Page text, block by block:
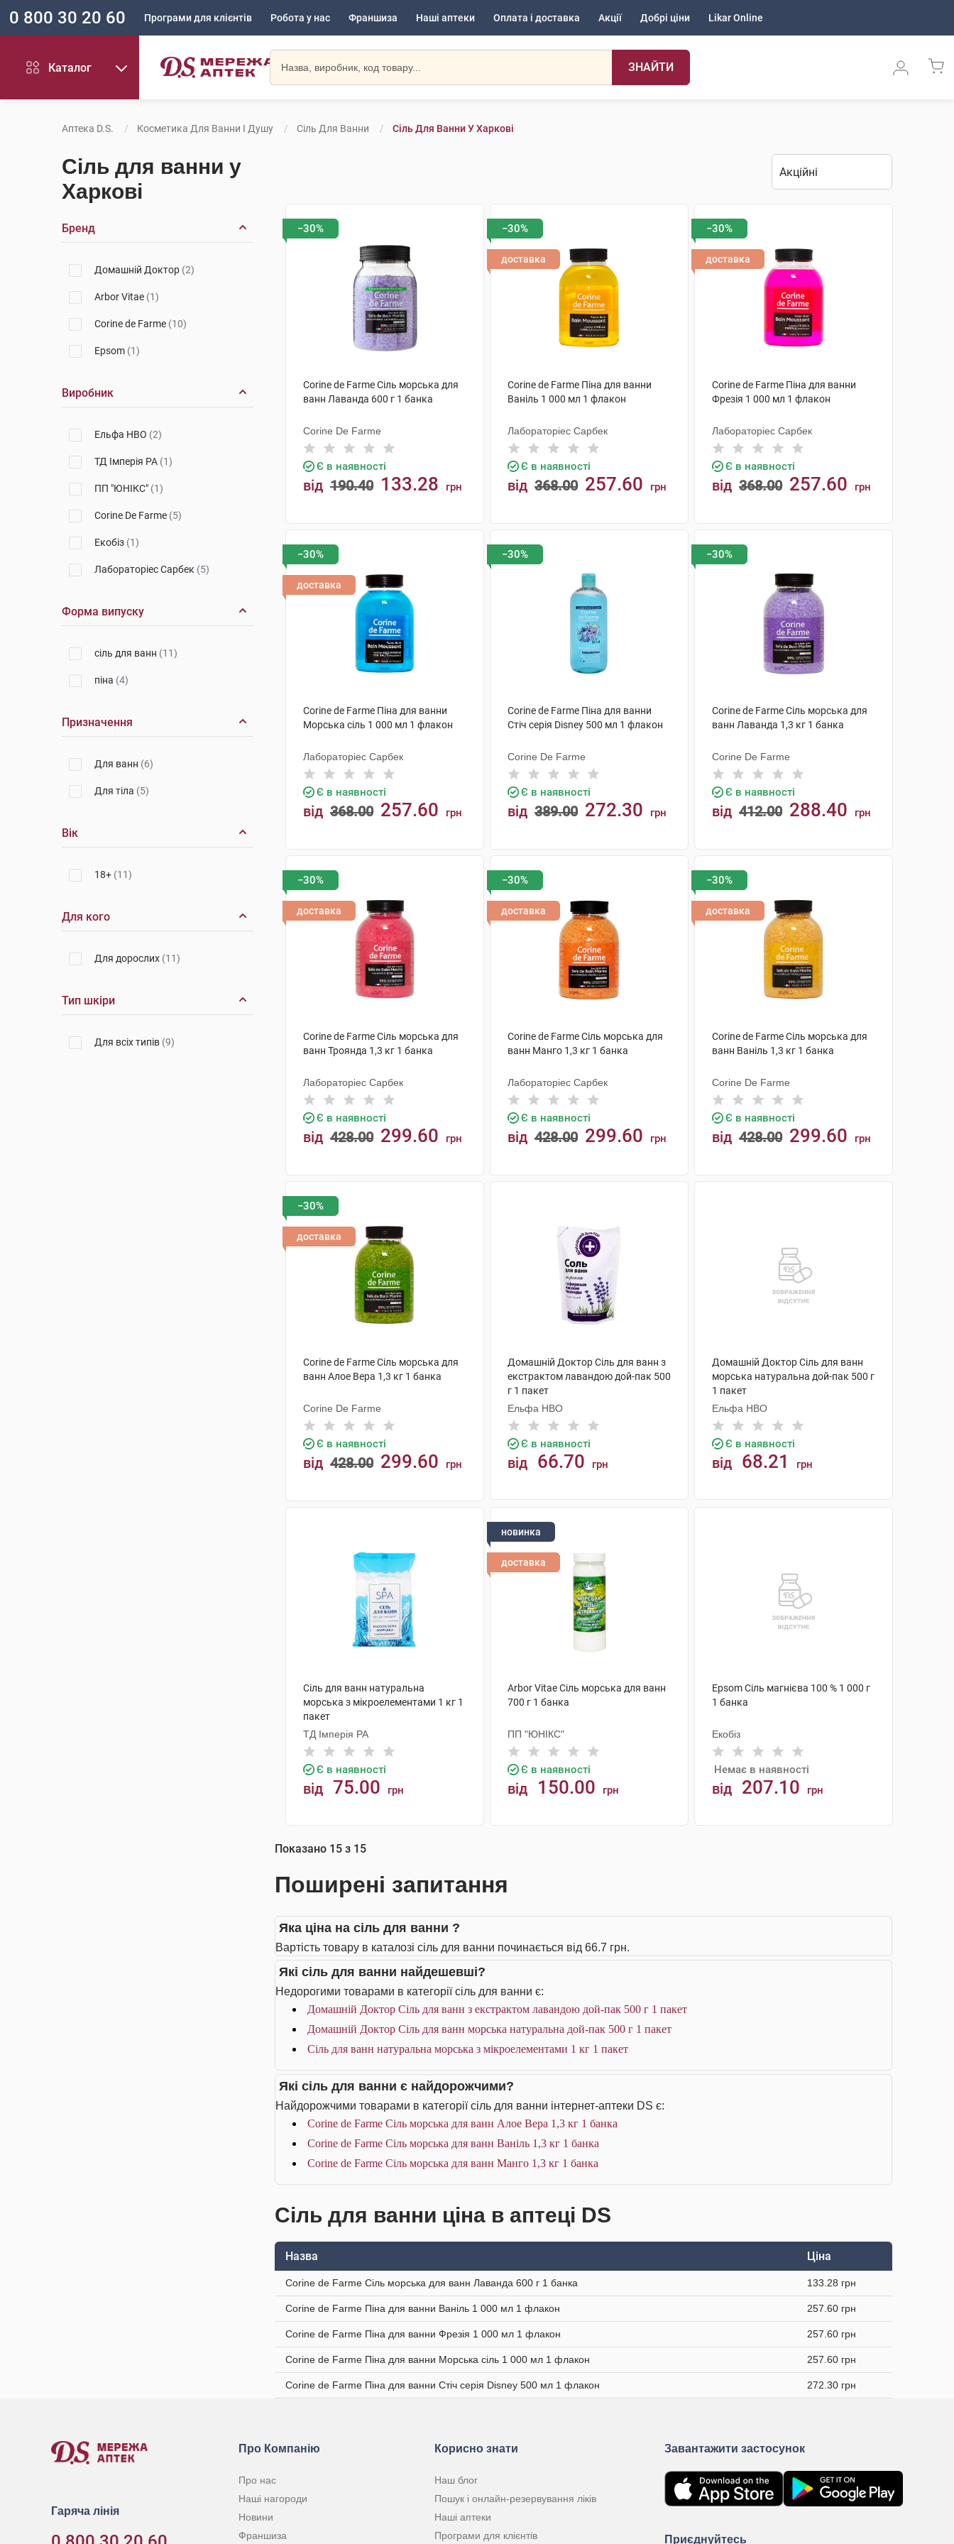
0 800 30 20 60 Програми для клієнтів Робота у нас Франшиза Наші аптеки Оплата і доставка Акції Добрі ціни Likar Online
Каталог ЗНАЙТИ
Аптека D.S. Косметика Для Ванни І Душу Сіль Для Ванни Сіль Для Ванни У Харкові
Сіль для ванни у
Харкові
Бренд
Домашній Доктор (2)
Arbor Vitae (1)
Corine de Farme (10)
Epsom (1)
Виробник
Ельфа НВО (2)
ТД Імперія РА (1)
ПП "ЮНІКС" (1)
Corine De Farme (5)
Екобіз (1)
Лабораторіес Сарбек (5)
Форма випуску
сіль для ванн (11)
піна (4)
Призначення
Для ванн (6)
Для тіла (5)
Вік
18+ (11)
Для кого
Для дорослих (11)
Тип шкіри
Для всіх типів (9)
−30%
Corine de Farme Сіль морська для
ванн Лаванда 600 г 1 банка
Corine De Farme
Є в наявності
від 190.40 133.28 грн
−30%
доставка
Corine de Farme Піна для ванни
Ваніль 1 000 мл 1 флакон
Лабораторіес Сарбек
Є в наявності
від 368.00 257.60 грн
−30%
доставка
Corine de Farme Піна для ванни
Фрезія 1 000 мл 1 флакон
Лабораторіес Сарбек
Є в наявності
від 368.00 257.60 грн
−30%
доставка
Corine de Farme Піна для ванни
Морська сіль 1 000 мл 1 флакон
Лабораторіес Сарбек
Є в наявності
від 368.00 257.60 грн
−30%
Corine de Farme Піна для ванни
Стіч серія Disney 500 мл 1 флакон
Corine De Farme
Є в наявності
від 389.00 272.30 грн
−30%
Corine de Farme Сіль морська для
ванн Лаванда 1,3 кг 1 банка
Corine De Farme
Є в наявності
від 412.00 288.40 грн
−30%
доставка
Corine de Farme Сіль морська для
ванн Троянда 1,3 кг 1 банка
Лабораторіес Сарбек
Є в наявності
від 428.00 299.60 грн
−30%
доставка
Corine de Farme Сіль морська для
ванн Манго 1,3 кг 1 банка
Лабораторіес Сарбек
Є в наявності
від 428.00 299.60 грн
−30%
доставка
Corine de Farme Сіль морська для
ванн Ваніль 1,3 кг 1 банка
Corine De Farme
Є в наявності
від 428.00 299.60 грн
−30%
доставка
Corine de Farme Сіль морська для
ванн Алое Вера 1,3 кг 1 банка
Corine De Farme
Є в наявності
від 428.00 299.60 грн
Домашній Доктор Сіль для ванн з
екстрактом лавандою дой-пак 500
г 1 пакет
Ельфа НВО
Є в наявності
від 66.70 грн
Домашній Доктор Сіль для ванн
морська натуральна дой-пак 500 г
1 пакет
Ельфа НВО
Є в наявності
від 68.21 грн
Сіль для ванн натуральна
морська з мікроелементами 1 кг 1
пакет
ТД Імперія РА
Є в наявності
від 75.00 грн
новинка
доставка
Arbor Vitae Сіль морська для ванн
700 г 1 банка
ПП "ЮНІКС"
Є в наявності
від 150.00 грн
Epsom Сіль магнієва 100 % 1 000 г
1 банка
Екобіз
Немає в наявності
від 207.10 грн
Показано 15 з 15
Поширені запитання
Яка ціна на сіль для ванни ?
Вартість товару в каталозі сіль для ванни починається від 66.7 грн.
Які сіль для ванни найдешевші?
Недорогими товарами в категорії сіль для ванни є:
Домашній Доктор Сіль для ванн з екстрактом лавандою дой-пак 500 г 1 пакет
Домашній Доктор Сіль для ванн морська натуральна дой-пак 500 г 1 пакет
Сіль для ванн натуральна морська з мікроелементами 1 кг 1 пакет
Які сіль для ванни є найдорожчими?
Найдорожчими товарами в категорії сіль для ванни інтернет-аптеки DS є:
Corine de Farme Сіль морська для ванн Алое Вера 1,3 кг 1 банка
Corine de Farme Сіль морська для ванн Ваніль 1,3 кг 1 банка
Corine de Farme Сіль морська для ванн Манго 1,3 кг 1 банка
Сіль для ванни ціна в аптеці DS
Назва Ціна
Corine de Farme Сіль морська для ванн Лаванда 600 г 1 банка 133.28 грн
Corine de Farme Піна для ванни Ваніль 1 000 мл 1 флакон 257.60 грн
Corine de Farme Піна для ванни Фрезія 1 000 мл 1 флакон 257.60 грн
Corine de Farme Піна для ванни Морська сіль 1 000 мл 1 флакон 257.60 грн
Corine de Farme Піна для ванни Стіч серія Disney 500 мл 1 флакон 272.30 грн
Гаряча лінія
Про Компанію
Про нас
Наші нагороди
Новини
Франшиза
Корисно знати
Наш блог
Пошук і онлайн-резервування ліків
Наші аптеки
Програми для клієнтів
Завантажити застосунок
Приєднуйтесь